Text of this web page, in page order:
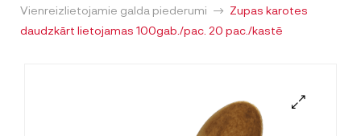
Vienreizlietojamie galda piederumi
Zupas karotes
daudzkārt lietojamas 100gab./pac. 20 pac./kastē